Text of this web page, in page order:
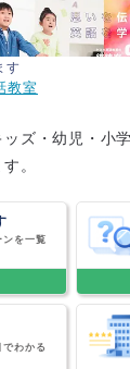
す
教室
ズ・幼児・小
。
ンを一覧
わかる